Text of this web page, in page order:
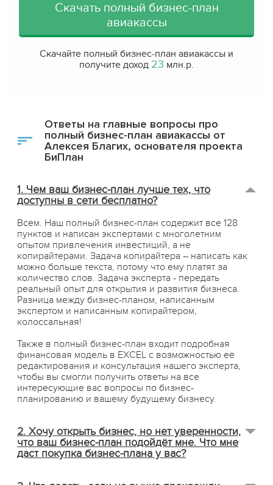
Скачать полный бизнес-план
авиакассы
Скачайте полный бизнес-план авиакассы и
получите доход 23 млн.р.
Ответы на главные вопросы про
полный бизнес-план авиакассы от
Алексея Благих, основателя проекта
БиПлан
1. Чем ваш бизнес-план лучше тех, что
доступны в сети бесплатно?
Всем. Наш полный бизнес-план содержит все 128
пунктов и написан экспертами с многолетним
опытом привлечения инвестиций, а не
копирайтерами. Задача копирайтера – написать как
можно больше текста, потому что ему платят за
количество слов. Задача эксперта - передать
реальный опыт для открытия и развития бизнеса.
Разница между бизнес-планом, написанным
экспертом и написанным копирайтером,
колоссальная!
Также в полный бизнес-план входит подробная
финансовая модель в EXCEL с возможностью её
редактирования и консультация нашего эксперта,
чтобы вы смогли получить ответы на все
интересующие вас вопросы по бизнес-
планированию и вашему будущему бизнесу.
2. Хочу открыть бизнес, но нет уверенности,
что ваш бизнес-план подойдёт мне. Что мне
даст покупка бизнес-плана у вас?